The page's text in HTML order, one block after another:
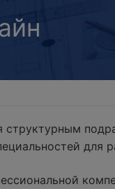
структурным